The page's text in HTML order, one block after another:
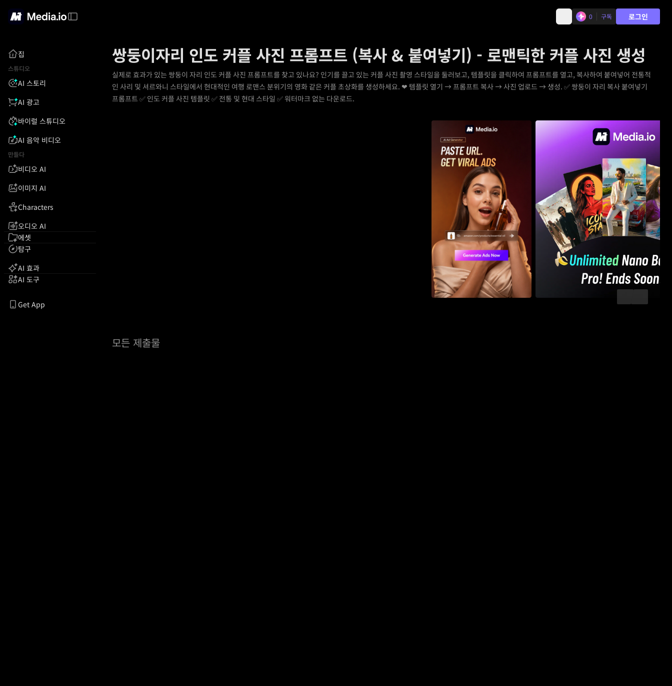
0 구독 로그인
집
스튜디오
AI 스토리
AI 광고
바이럴 스튜디오
AI 음악 비디오
만들다
비디오 AI
이미지 AI
Characters
오디오 AI
에셋
탐구
AI 효과
AI 도구
Get App
쌍둥이자리 인도 커플 사진 프롬프트 (복사 & 붙여넣기) - 로맨틱한 커플 사진 생성
실제로 효과가 있는 쌍둥이 자리 인도 커플 사진 프롬프트를 찾고 있나요? 인기를 끌고 있는 커플 사진 촬영 스타일을 둘러보고, 템플릿을 클릭하여 프롬프트를 열고, 복사하여 붙여넣어 전통적
인 사리 및 셔르와니 스타일에서 현대적인 여행 로맨스 분위기의 영화 같은 커플 초상화를 생성하세요. ❤ 템플릿 열기 → 프롬프트 복사 → 사진 업로드 → 생성. ✅ 쌍둥이 자리 복사 붙여넣기
프롬프트 ✅ 인도 커플 사진 템플릿 ✅ 전통 및 현대 스타일 ✅ 워터마크 없는 다운로드.
모든 제출물